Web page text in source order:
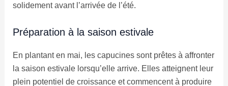
solidement avant l’arrivée de l’été.
Préparation à la saison estivale
En plantant en mai, les capucines sont prêtes à affronter
la saison estivale lorsqu’elle arrive. Elles atteignent leur
plein potentiel de croissance et commencent à produire